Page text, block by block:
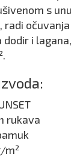
s
radi
i
rukava
m²